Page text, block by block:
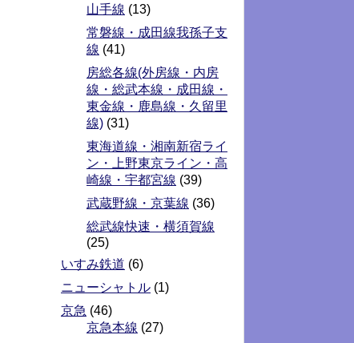
山手線 (13)
常磐線・成田線我孫子支
線 (41)
房総各線(外房線・内房
線・総武本線・成田線・
東金線・鹿島線・久留里
線) (31)
東海道線・湘南新宿ライ
ン・上野東京ライン・高
崎線・宇都宮線 (39)
武蔵野線・京葉線 (36)
総武線快速・横須賀線
(25)
いすみ鉄道 (6)
ニューシャトル (1)
京急 (46)
京急本線 (27)